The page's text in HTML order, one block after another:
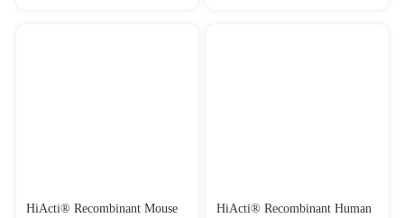
HiActi® Recombinant Mouse
HiActi® Recombinant Human